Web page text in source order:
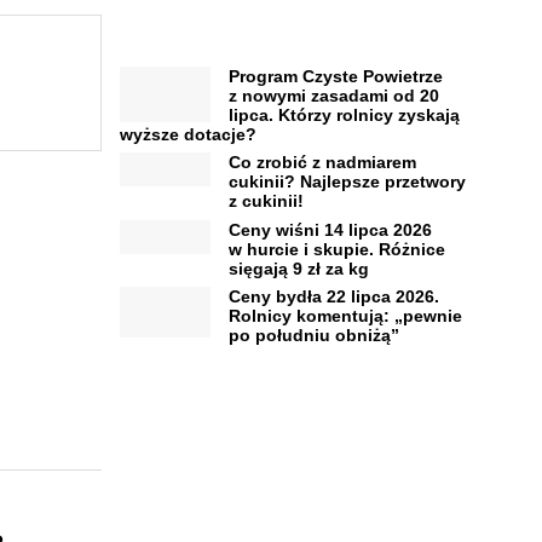
Program Czyste Powietrze
z nowymi zasadami od 20
lipca. Którzy rolnicy zyskają
wyższe dotacje?
Co zrobić z nadmiarem
cukinii? Najlepsze przetwory
z cukinii!
Ceny wiśni 14 lipca 2026
w hurcie i skupie. Różnice
sięgają 9 zł za kg
Ceny bydła 22 lipca 2026.
Rolnicy komentują: „pewnie
po południu obniżą”